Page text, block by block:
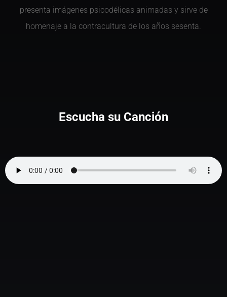
presenta imágenes psicodélicas animadas y sirve de
homenaje a la contracultura de los años sesenta.
Escucha su Canción